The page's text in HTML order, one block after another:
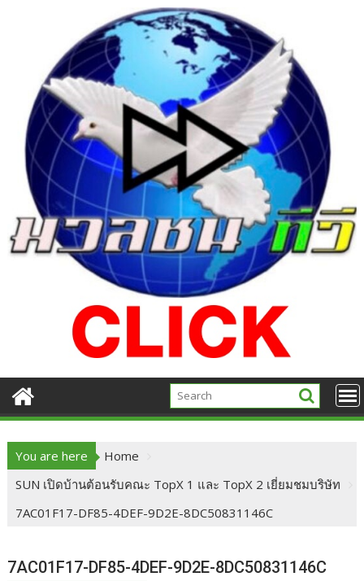
You are here
Home
SUN เปิดบ้านต้อนรับคณะ TopX 1 และ TopX 2 เยี่ยมชมบริษัท
7AC01F17-DF85-4DEF-9D2E-8DC50831146C
7AC01F17-DF85-4DEF-9D2E-8DC50831146C